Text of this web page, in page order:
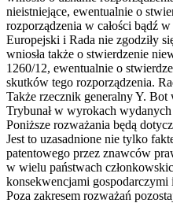
nieistniejące, ewentualnie o
rozporządzenia w całości bądź
Europejski i Rada nie zgodziły
wniosła także o stwierdzenie
1260/12, ewentualnie o
skutków tego rozporządzenia.
Także rzecznik generalny Y. Bot
Trybunał w wyrokach
Poniższe rozważania będą
Jest to uzasadnione nie tylko
patentowego przez znawców
w wielu państwach
konsekwencjami gospodarczymi
Poza zakresem rozważań